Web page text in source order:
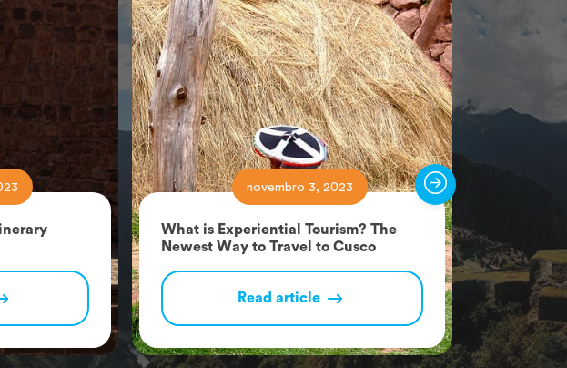
novembro 3, 2023
What is Experiential Tourism? The
Newest Way to Travel to Cusco
Read article
Wanted